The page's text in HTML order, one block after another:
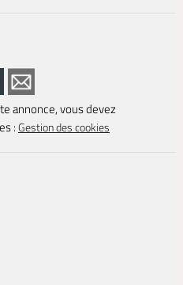
annonce, vous devez
:Gestion des cookies